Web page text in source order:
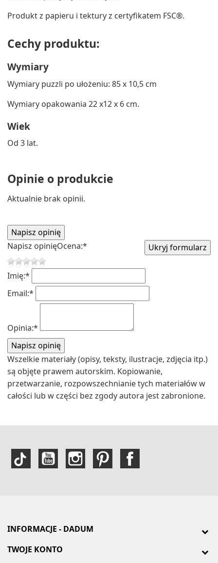
Produkt z papieru i tektury z certyfikatem FSC®.
Cechy produktu:
Wymiary
Wymiary puzzli po ułożeniu: 85 x 10,5 cm
Wymiary opakowania 22 x12 x 6 cm.
Wiek
Od 3 lat.
Opinie o produkcie
Aktualnie brak opinii.
Napisz opinięOcena:*
Imię:*
Email:*
Opinia:*
Wszelkie materiały (opisy, teksty, ilustracje, zdjęcia itp.)
są objęte prawem autorskim. Kopiowanie,
przetwarzanie, rozpowszechnianie tych materiałów w
całości lub w części bez zgody autora jest zabronione.
INFORMACJE - DADUM
TWOJE KONTO